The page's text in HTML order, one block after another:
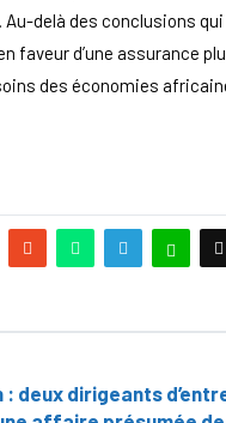
delà des conclusions
faveur d’une assurance
des économies
: deux dirigeants